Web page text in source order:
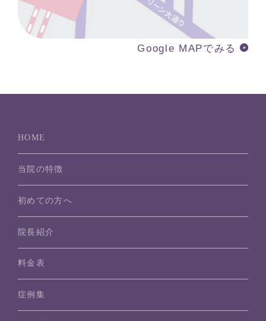
Google MAPでみる
HOME
当院の特徴
初めての方へ
院長紹介
料金表
症例集